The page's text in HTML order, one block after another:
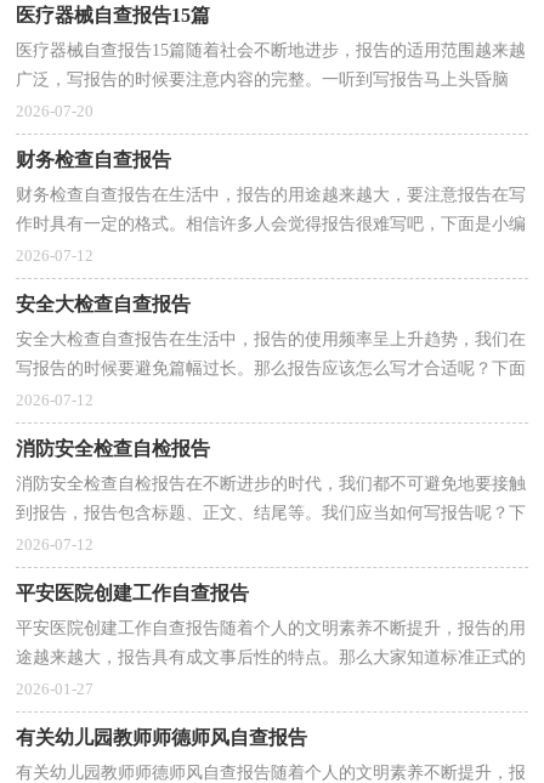
医疗器械自查报告15篇
医疗器械自查报告15篇随着社会不断地进步，报告的适用范围越来越
广泛，写报告的时候要注意内容的完整。一听到写报告马上头昏脑
涨？以下是小编帮大家整理的医疗器械自查报告，欢迎大...
2026-07-20
财务检查自查报告
财务检查自查报告在生活中，报告的用途越来越大，要注意报告在写
作时具有一定的格式。相信许多人会觉得报告很难写吧，下面是小编
为大家整理的财务检查自查报告，供大家参考借鉴，希望...
2026-07-12
安全大检查自查报告
安全大检查自查报告在生活中，报告的使用频率呈上升趋势，我们在
写报告的时候要避免篇幅过长。那么报告应该怎么写才合适呢？下面
是小编收集整理的安全大检查自查报告，供大家参考借...
2026-07-12
消防安全检查自检报告
消防安全检查自检报告在不断进步的时代，我们都不可避免地要接触
到报告，报告包含标题、正文、结尾等。我们应当如何写报告呢？下
面是小编收集整理的消防安全检查自检报告，欢迎阅读...
2026-07-12
平安医院创建工作自查报告
平安医院创建工作自查报告随着个人的文明素养不断提升，报告的用
途越来越大，报告具有成文事后性的特点。那么大家知道标准正式的
报告格式吗？以下是小编精心整理的平安医院创建工...
2026-01-27
有关幼儿园教师师德师风自查报告
有关幼儿园教师师德师风自查报告随着个人的文明素养不断提升，报